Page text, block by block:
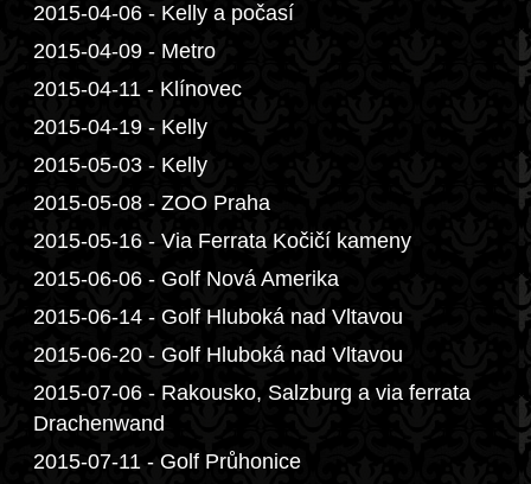
2015-04-06 - Kelly a počasí
2015-04-09 - Metro
2015-04-11 - Klínovec
2015-04-19 - Kelly
2015-05-03 - Kelly
2015-05-08 - ZOO Praha
2015-05-16 - Via Ferrata Kočičí kameny
2015-06-06 - Golf Nová Amerika
2015-06-14 - Golf Hluboká nad Vltavou
2015-06-20 - Golf Hluboká nad Vltavou
2015-07-06 - Rakousko, Salzburg a via ferrata
Drachenwand
2015-07-11 - Golf Průhonice